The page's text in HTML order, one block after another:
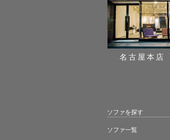
名古屋本店
ソファを探す
ソファ一覧